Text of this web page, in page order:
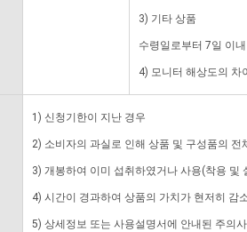
3) 기타 상품
수령일로부터 7일 이
4) 모니터 해상도의 차
1) 신청기한이 지난 경우
2) 소비자의 과실로 인해 상품 및 구성품의
3) 개봉하여 이미 섭취하였거나 사용(착용 및
4) 시간이 경과하여 상품의 가치가 현저히 감
5) 상세정보 또는 사용설명서에 안내된 주의